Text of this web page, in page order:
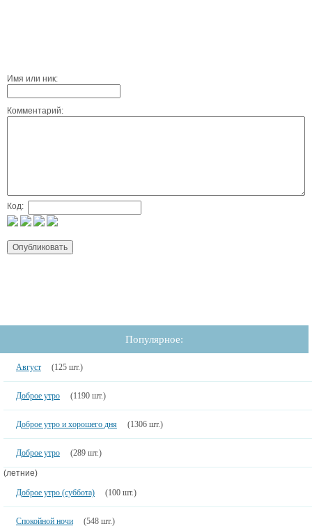
Имя или ник:
Комментарий:
Код:
Популярное:
Август (125 шт.)
Доброе утро (1190 шт.)
Доброе утро и хорошего дня (1306 шт.)
Доброе утро (289 шт.)
(летние)
Доброе утро (суббота)
(100 шт.)
Спокойной ночи (548 шт.)